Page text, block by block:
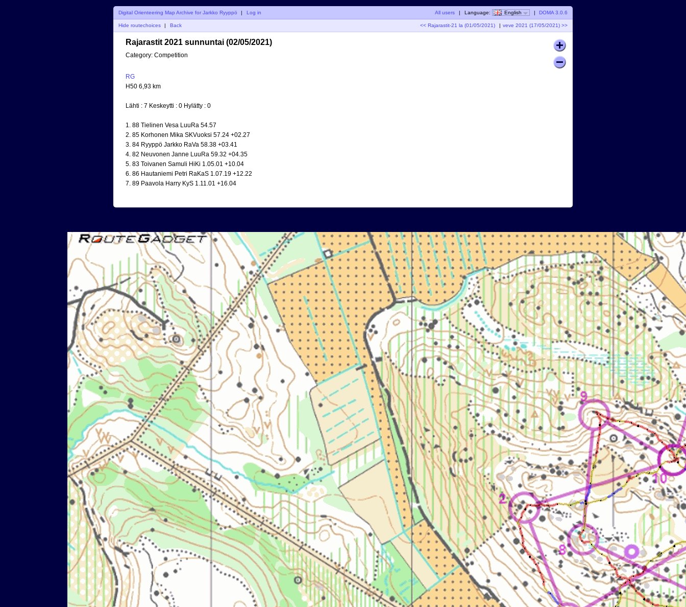
Digital Orienteering Map Archive for Jarkko Ryyppö | Log in All users | Language: English | DOMA 3.0.6
Hide routechoices Back << Rajarastit-21 la (01/05/2021) veve 2021 (17/05/2021) >>
Rajarastit 2021 sunnuntai (02/05/2021)
Category: Competition
RG
H50 6,93 km
Lähti : 7 Keskeytti : 0 Hylätty : 0
1. 88 Tielinen Vesa LuuRa 54.57
2. 85 Korhonen Mika SKVuoksi 57.24 +02.27
3. 84 Ryyppö Jarkko RaVa 58.38 +03.41
4. 82 Neuvonen Janne LuuRa 59.32 +04.35
5. 83 Toivanen Samuli HiKi 1.05.01 +10.04
6. 86 Hautaniemi Petri RaKaS 1.07.19 +12.22
7. 89 Paavola Harry KyS 1.11.01 +16.04